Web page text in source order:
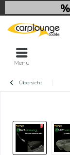
Menü
Übersicht